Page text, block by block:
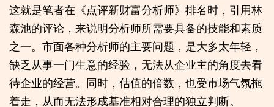
这就是笔者在《点评新财富分析师》排名时，引用林
森池的评论，来说明分析师所需要具备的技能和素质
之一。市面各种分析师的主要问题，是大多太年轻，
缺乏从事一门生意的经验，无法从企业主的角度去看
待企业的经营。同时，估值的倍数，也受市场气氛拖
着走，从而无法形成基准相对合理的独立判断。